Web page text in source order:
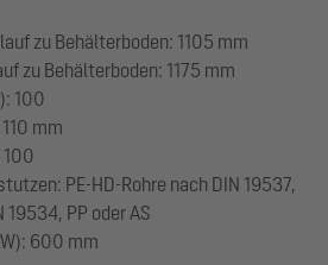
zu Behälterboden: 1105 mm
zu Behälterboden: 1175 mm
100
mm
100
PE-HD-Rohre nach DIN 19537,
19534, PP oder AS
600 mm